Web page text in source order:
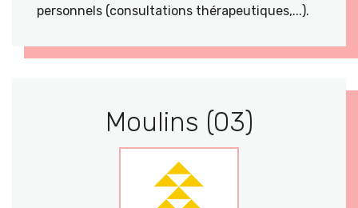
personnels (consultations thérapeutiques,...).
Moulins (03)